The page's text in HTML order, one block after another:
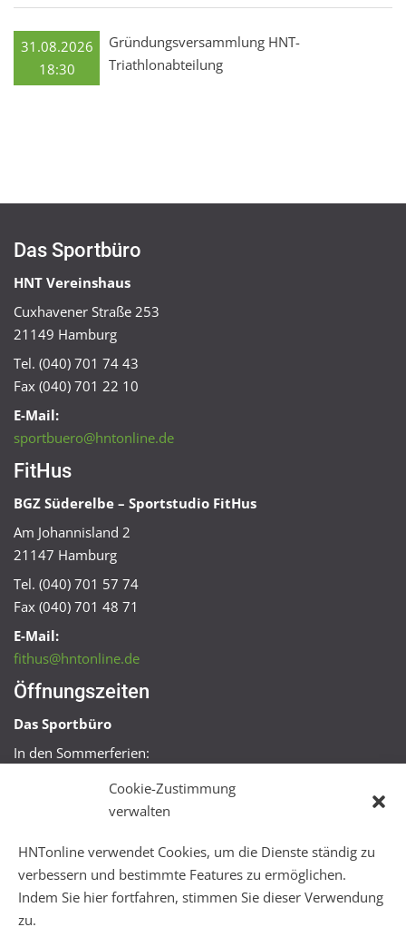
Cookie-Zustimmung
verwalten
HNTonline verwendet Cookies, um die Dienste ständig zu
verbessern und bestimmte Features zu ermöglichen.
Indem Sie hier fortfahren, stimmen Sie dieser Verwendung
zu.
31.08.2026
18:30
Gründungsversammlung HNT-
Triathlonabteilung
Das Sportbüro
HNT Vereinshaus
Cuxhavener Straße 253
21149 Hamburg
Tel. (040) 701 74 43
Fax (040) 701 22 10
E-Mail:
sportbuero@hntonline.de
FitHus
BGZ Süderelbe – Sportstudio FitHus
Am Johannisland 2
21147 Hamburg
Tel. (040) 701 57 74
Fax (040) 701 48 71
E-Mail:
fithus@hntonline.de
Öffnungszeiten
Das Sportbüro
In den Sommerferien:
Mo + Mi 16:00 – 18:00 Uhr
Mo – Fr 08:00 – 22:00 Uhr
Sa + So 10:00 – 18:00 Uhr